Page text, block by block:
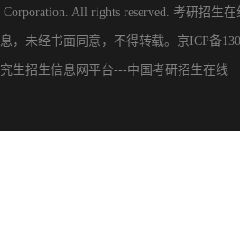
All rights reserved. 考研招生在
，未经书面同意，不得转载。 京ICP备
生招生信息网 平台---中国考研招生在线